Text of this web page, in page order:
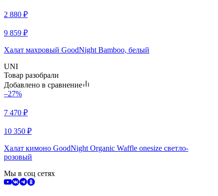
2 880 ₽
9 859 ₽
Халат махровый GoodNight Bamboo, белый
UNI
Товар разобрали
Добавлено в сравнение
–27%
7 470 ₽
10 350 ₽
Халат кимоно GoodNight Organic Waffle onesize светло-
розовый
Мы в соц сетях